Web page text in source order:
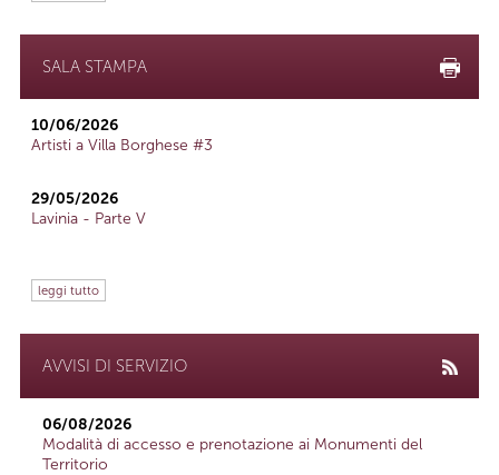
SALA STAMPA
10/06/2026
Artisti a Villa Borghese #3
29/05/2026
Lavinia - Parte V
leggi tutto
AVVISI DI SERVIZIO
06/08/2026
Modalità di accesso e prenotazione ai Monumenti del
Territorio